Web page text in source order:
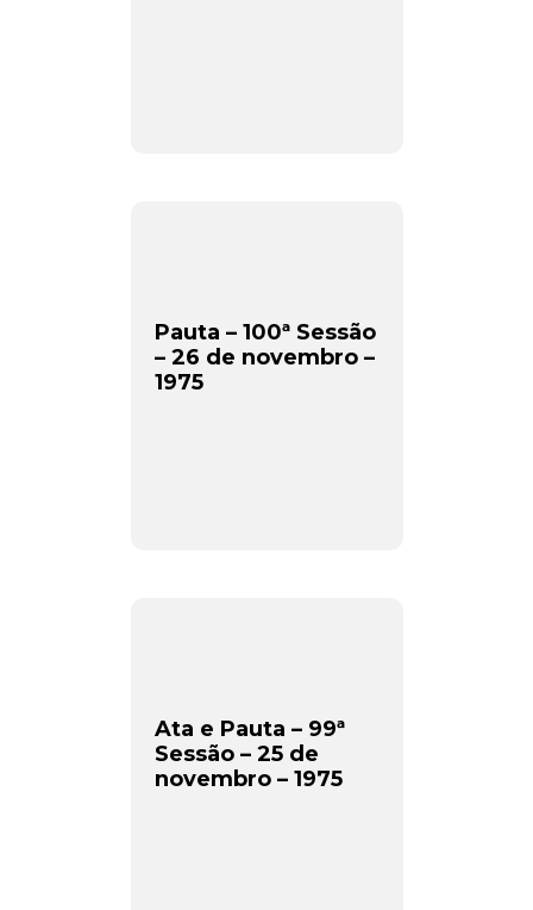
Pauta – 100ª Sessão
– 26 de novembro –
1975
Ata e Pauta – 99ª
Sessão – 25 de
novembro – 1975